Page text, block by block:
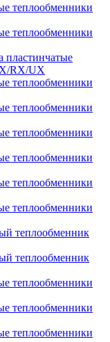
теплообменники
теплообменники
пластинчатые
RX/UX
теплообменники
теплообменники
теплообменники
теплообменники
теплообменники
теплообменники
теплообменник
теплообменник
теплообменники
теплообменники
теплообменники